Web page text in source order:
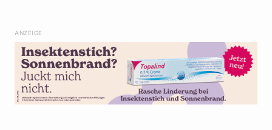
ANZEIGE